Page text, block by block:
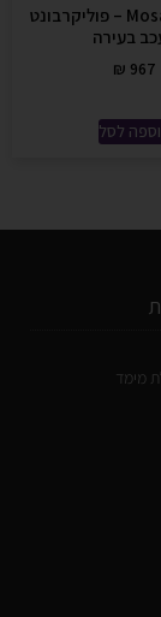
Mosaic – FR PC – פוליקרבונט
בעירה
₪ 967
לסל
מימד